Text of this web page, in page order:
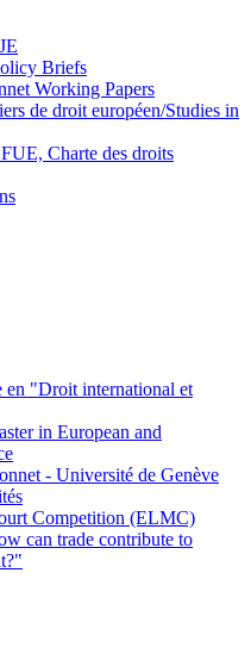
Briefs
Working Papers
de droit européen/Studies in
Charte des droits
en "Droit international et
in European and
- Université de Genève
Competition (ELMC)
can trade contribute to